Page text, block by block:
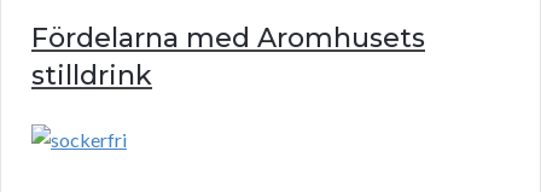
Fördelarna med Aromhusets
stilldrink